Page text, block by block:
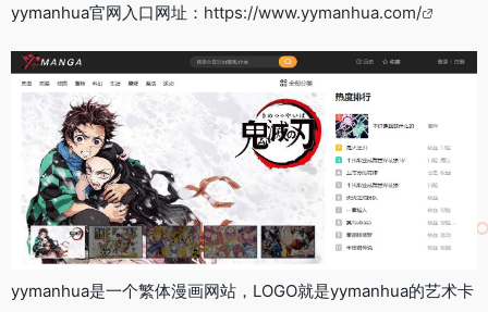
yymanhua官网入口网址： https://www.yymanhua.com/
yymanhua是一个繁体漫画网站，LOGO就是yymanhua的艺术卡